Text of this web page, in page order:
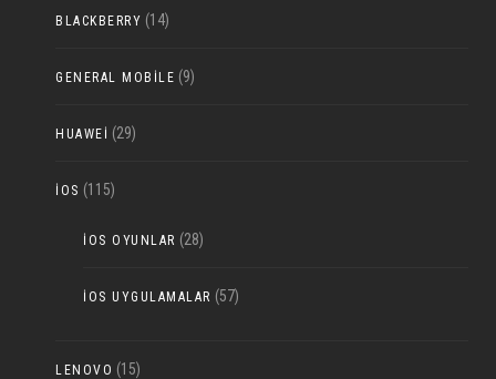
BLACKBERRY (14)
GENERAL MOBILE (9)
HUAWEI (29)
IOS (115)
IOS OYUNLAR (28)
IOS UYGULAMALAR (57)
LENOVO (15)